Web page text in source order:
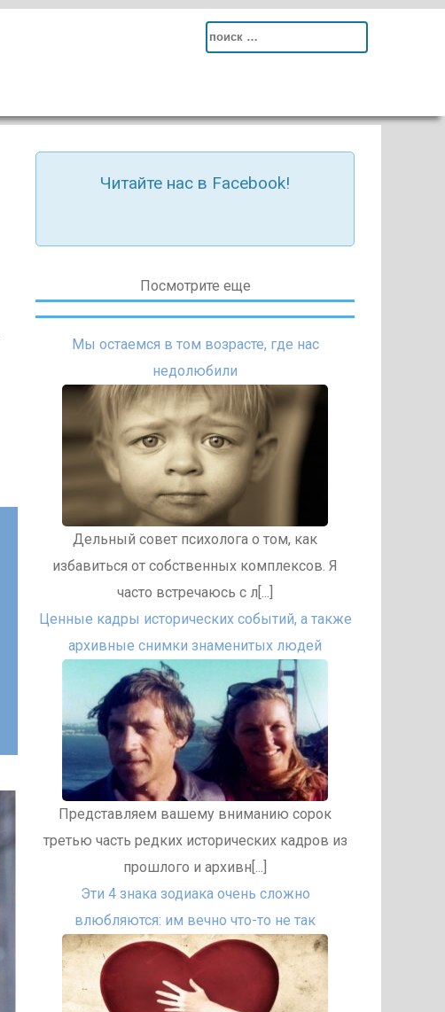
Search
Читайте нас в Facebook!
Посмотрите еще
Мы остаемся в том возрасте, где нас
недолюбили
Дельный совет психолога о том, как
избавиться от собственных комплексов. Я
часто встречаюсь с л[...]
Ценные кадры исторических событий, а также
архивные снимки знаменитых людей
Представляем вашему вниманию сорок
третью часть редких исторических кадров из
прошлого и архивн[...]
Эти 4 знака зодиака очень сложно
влюбляются: им вечно что-то не так